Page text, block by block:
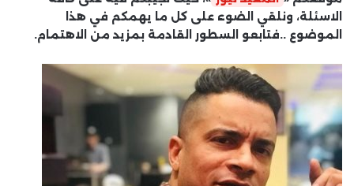
الاسئلة، ونلقي الضوء على كل ما يهمكم في هذا
الموضوع ..فتابعو السطور القادمة بمزيد من الاهتمام.